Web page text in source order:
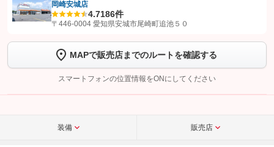
【STEP1】認証画面でグーネットを友だち追加してから「許可する」ボタンを押
します
【STEP2】 トーク画面で
完了してください。
こちら
岡崎安城店
4.7186件
〒446-0004 愛知県安城市尾崎町追池５０
MAPで販売店までのルートを確認する
スマートフォンの位置情報をONにしてください
装備 販売店